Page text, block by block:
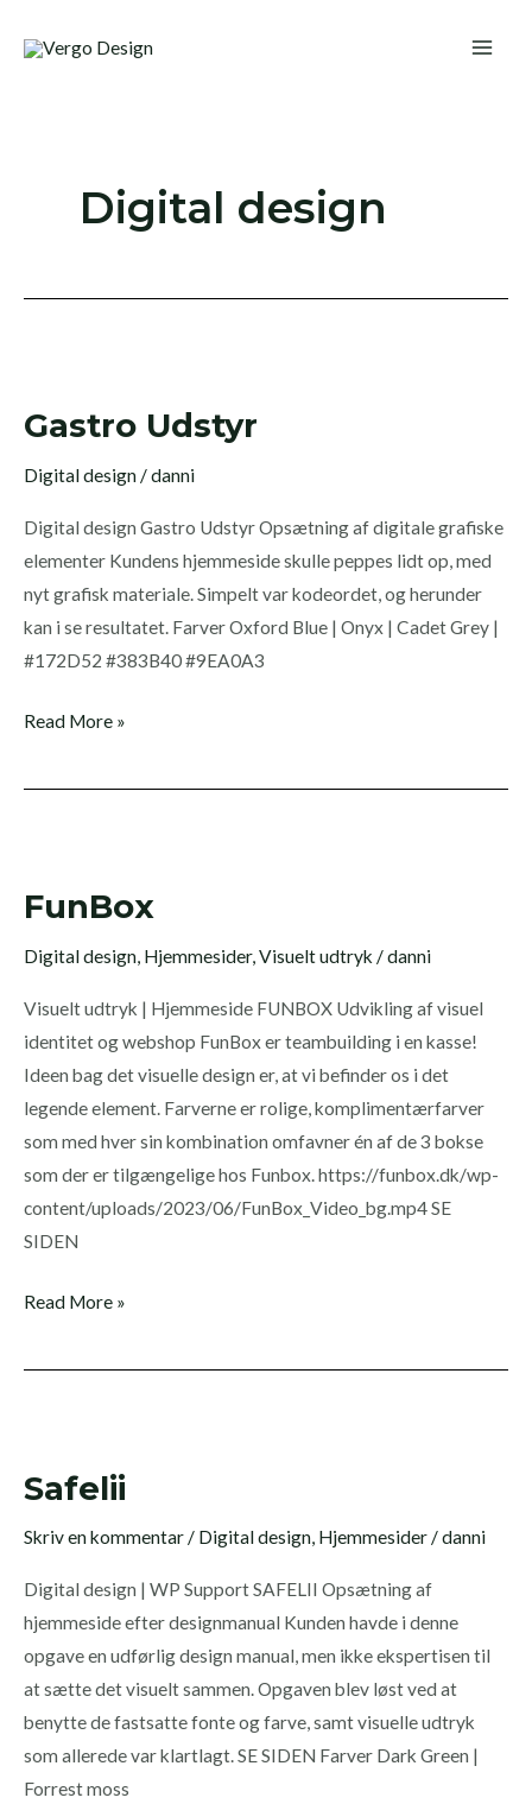
Digital design
Gastro Udstyr
Digital design /danni
Digital design Gastro Udstyr Opsætning af digitale grafiske
elementer Kundens hjemmeside skulle peppes lidt op, med
nyt grafisk materiale. Simpelt var kodeordet, og herunder
kan i se resultatet. Farver Oxford Blue | Onyx | Cadet Grey |
#172D52 #383B40 #9EA0A3
Read More »
FunBox
Digital design, Hjemmesider,Visuelt udtryk /danni
Visuelt udtryk | Hjemmeside FUNBOX Udvikling af visuel
identitet og webshop FunBox er teambuilding i en kasse!
Ideen bag det visuelle design er, at vi befinder os i det
legende element. Farverne er rolige, komplimentærfarver
som med hver sin kombination omfavner én af de 3 bokse
som der er tilgængelige hos Funbox. https://funbox.dk/wp-
content/uploads/2023/06/FunBox_Video_bg.mp4 SE
SIDEN
Read More »
Safelii
Skriv en kommentar / Digital design, Hjemmesider /danni
Digital design | WP Support SAFELII Opsætning af
hjemmeside efter designmanual Kunden havde i denne
opgave en udførlig design manual, men ikke ekspertisen til
at sætte det visuelt sammen. Opgaven blev løst ved at
benytte de fastsatte fonte og farve, samt visuelle udtryk
som allerede var klartlagt. SE SIDEN Farver Dark Green |
Forrest moss